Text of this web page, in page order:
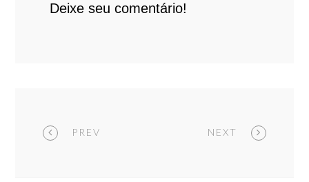
Deixe seu comentário!
PREV NEXT